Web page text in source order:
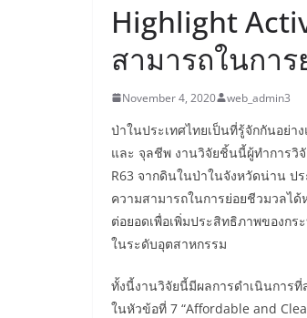
Highlight
สามารถในกา
November 4, 2020 web_admin3
ป่าในประเทศไทยเป็นที่รู้จักกันอย่
และ จุลชีพ งานวิจัยชิ้นนี้ผู้ทำการวิ
R63 จากดินในป่าในจังหวัดน่าน ปร
ความสามารถในการย่อยชีวมวลไ
ต่อยอดเพื่อเพิ่มประสิทธิภาพของกร
ในระดับอุตสาหกรรม
ทั้งนี้งานวิจัยนี้มีผลการดำเนินการ
ในหัวข้อที่ 7 “Affordable and